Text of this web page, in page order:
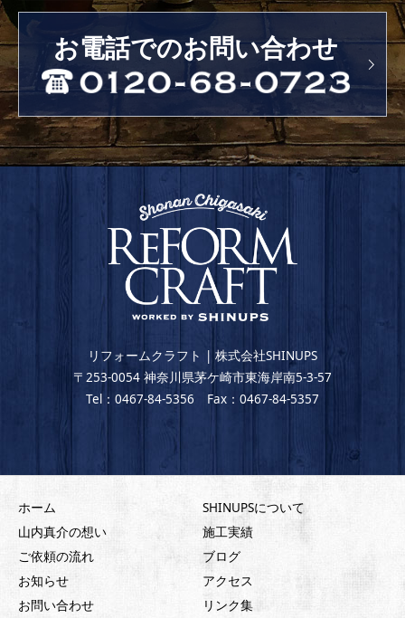
お電話でのお問い合わせ
リフォームクラフト | 株式会社SHINUPS
〒253-0054 神奈川県茅ケ崎市東海岸南5-3-57
Tel：0467-84-5356 Fax：0467-84-5357
ホーム
SHINUPSについて
山内真介の想い
施工実績
ご依頼の流れ
ブログ
お知らせ
アクセス
お問い合わせ
リンク集